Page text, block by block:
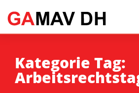
Kategorie Tag: